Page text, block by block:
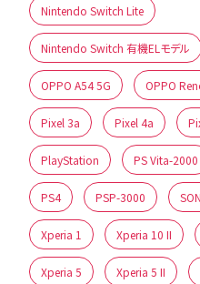
Nintendo Switch Lite
Nintendo Switch 有機ELモデル
OPPO A54 5G OPPO
Pixel 3a Pixel 4a
PlayStation PS Vita-2000
PS4 PSP-3000
Xperia 1 Xperia 10 II
Xperia 5 Xperia 5 II